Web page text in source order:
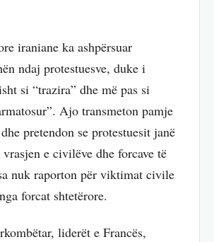
iraniane ka ashpërsuar
ndaj protestuesve, duke i
si “trazira” dhe më pas si
Ajo transmeton pamje
pretendon se protestuesit janë
e civilëve dhe forcave të
nuk raporton për viktimat civile
forcat shtetërore.
liderët e Francës,